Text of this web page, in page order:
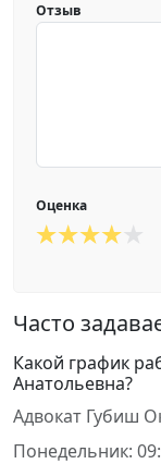
Отзыв
Оценка
Часто
Какой график
Анатольевна?
Адвокат Губиш
Понедельник: